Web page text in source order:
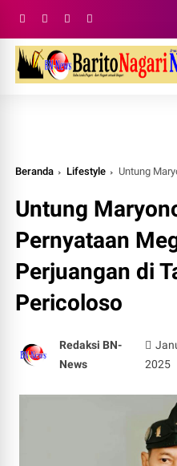
Beranda Lifestyle Untung Maryono
Untung
Pernyataan
Perjuangan di
Pericoloso
Redaksi BN-
News
2025